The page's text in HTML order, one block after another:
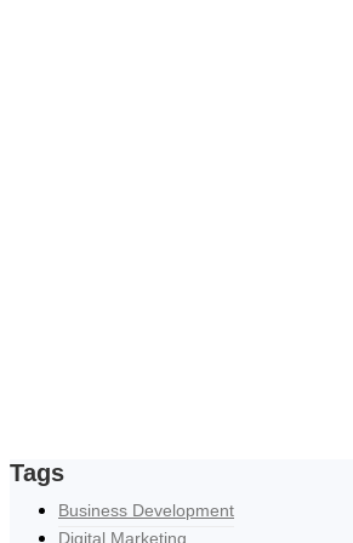
Tags
Business Development
Digital Marketing